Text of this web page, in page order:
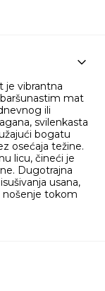
je vibrantna
mat
ili
svilenkasta
bogatu
osećaja težine.
licu, čineći je
Dugotrajna
usana,
tokom